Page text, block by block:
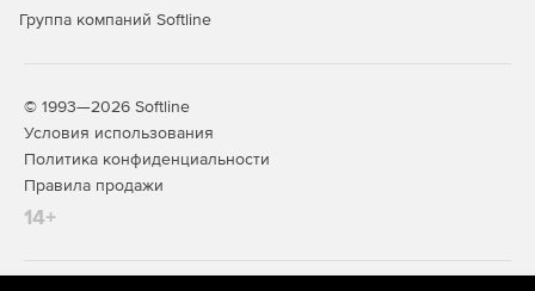
Группа компаний Softline
© 1993—2026 Softline
Условия использования
Политика конфиденциальности
Правила продажи
14+